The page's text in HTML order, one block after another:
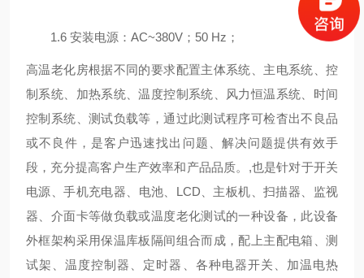
1.6 安装电源：AC~380V；50 Hz；
高温老化房根据不同的要求配置主体系统、主电系统、控
制系统、加热系统、温度控制系统、风力恒温系统、时间
控制系统、测试负载等，通过此测试程序可检杳出不良品
或不良件，是客户迅速找出问题、解决问题提供有效手
段，充分提高客户生产效率和产品品质。,也是针对于开关
电源、手机充电器、电池、LCD、主板机、扫描器、监视
器、介面卡等做负载或温度老化测试的一种设备，此设备
外框架构采用保温库板隔间组合而成，配上主配电箱、测
试架、温度控制器、定时器、各种电器开关、加温电热